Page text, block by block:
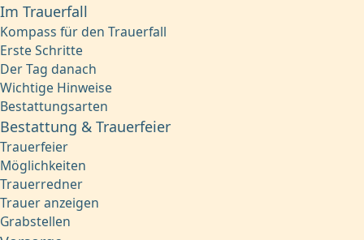
Im Trauerfall
Kompass für den Trauerfall
Erste Schritte
Der Tag danach
Wichtige Hinweise
Bestattungsarten
Bestattung & Trauerfeier
Trauerfeier
Möglichkeiten
Trauerredner
Trauer anzeigen
Grabstellen